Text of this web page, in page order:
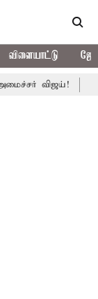
விளையாட்டு
விஜய்!